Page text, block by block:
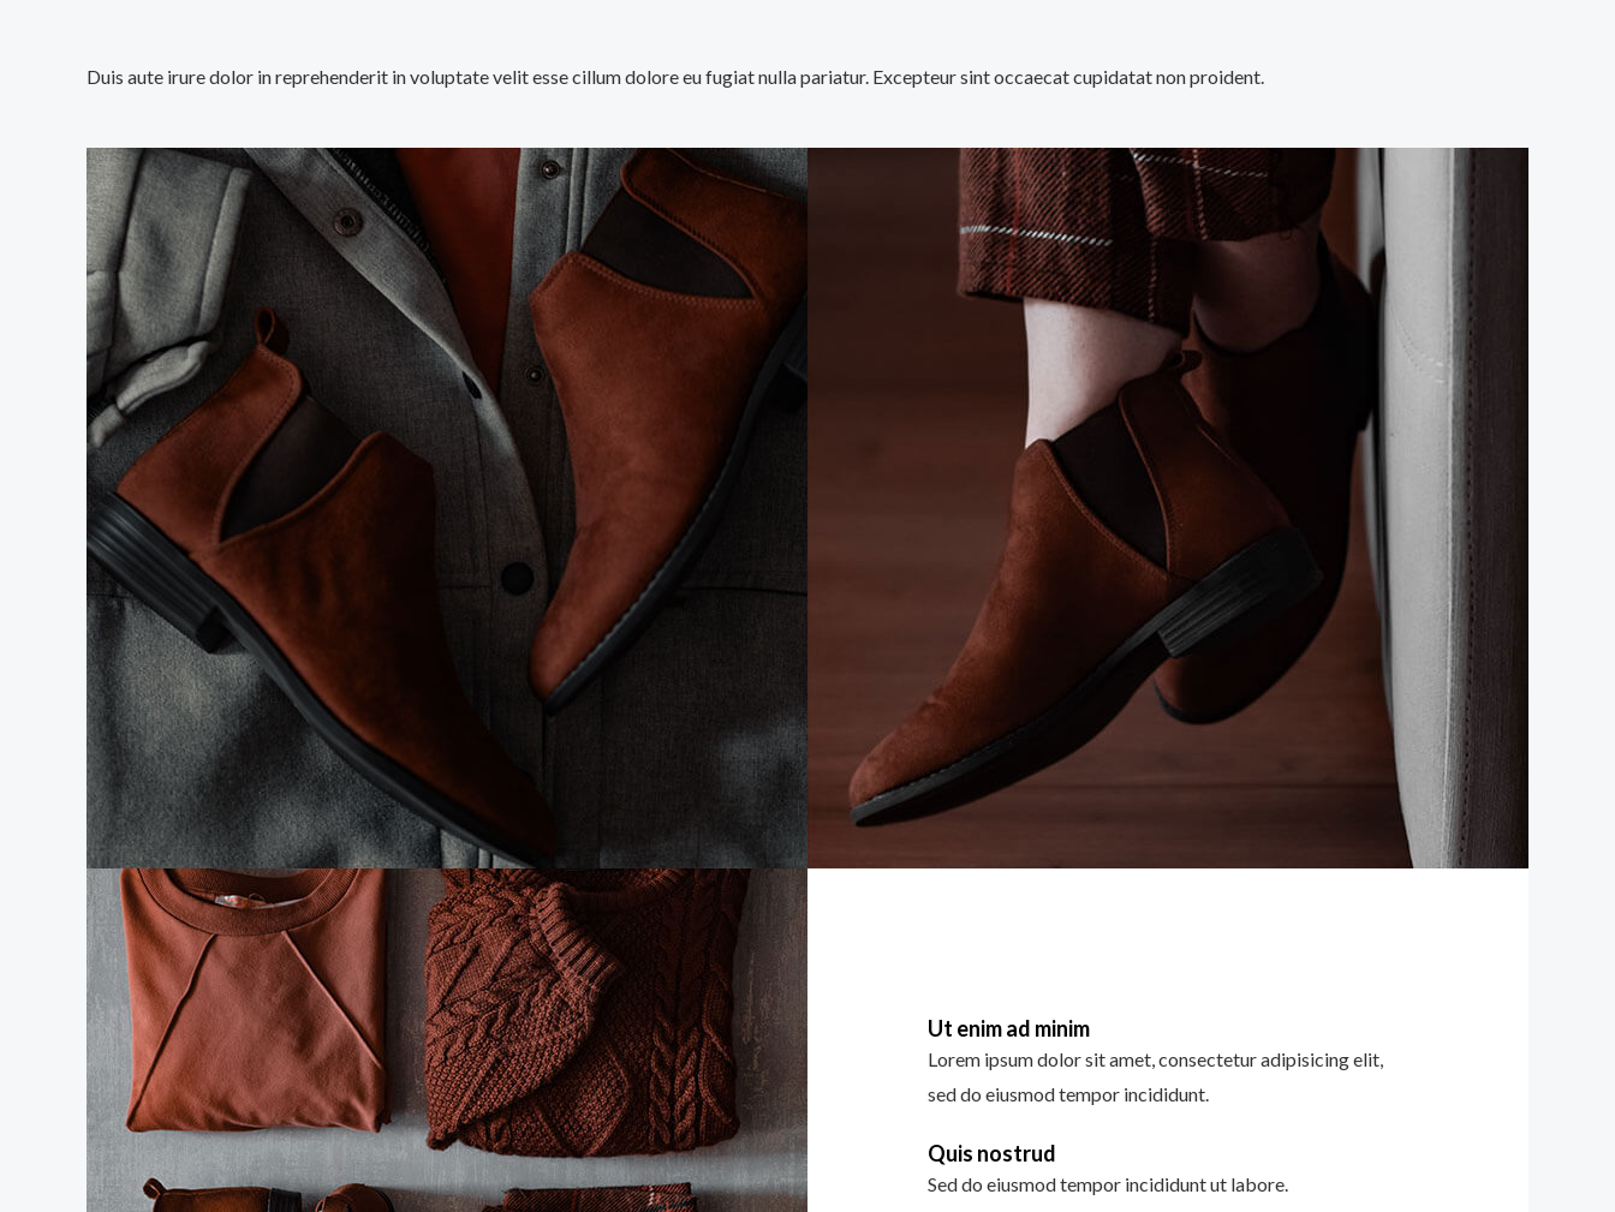
Duis aute irure dolor in reprehenderit in voluptate velit esse cillum dolore eu fugiat nulla pariatur. Excepteur sint occaecat cupidatat non proident.
Ut enim ad minim
Lorem ipsum dolor sit amet, consectetur adipisicing elit,
sed do eiusmod tempor incididunt.
Quis nostrud
Sed do eiusmod tempor incididunt ut labore.